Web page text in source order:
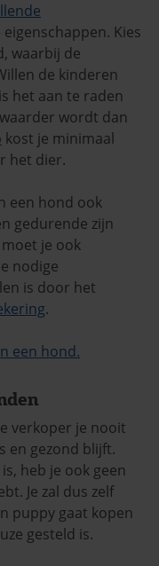
Kies
waarbij de
de kinderen
het aan te raden
wordt dan
kost je minimaal
het dier.
een hond ook
gedurende zijn
je ook
nodige
is door het
.
een hond.
verkoper je nooit
en gezond blijft.
heb je ook geen
Je zal dus zelf
puppy gaat kopen
gesteld is.